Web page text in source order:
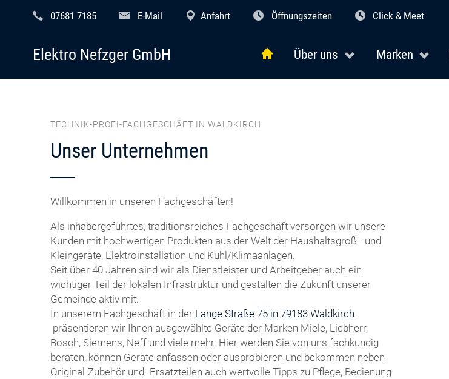
07681 7185 E-Mail Anfahrt Öffnungszeiten Click & Meet
Über uns Marken
Elektro Nefzger GmbH
TECHNIK-PROFI-FACHGESCHÄFT IN WALDKIRCH
Unser Unternehmen
Willkommen in unseren Fachgeschäften!
Als inhabergeführtes, traditionsreiches Fachgeschäft versorgen wir unsere
Kunden mit hochwertigen Produkten aus der Welt der Haushaltsgroß - und
Kleingeräte, Elektroinstallation und Kühl/Klimaanlagen.
Seit über 40 Jahren sind wir als Dienstleister und Arbeitgeber auch ein
wichtiger Teil der lokalen Infrastruktur und gestalten die Zukunft unserer
Gemeinde aktiv mit.
In unserem Fachgeschäft in der Lange Straße 75 in 79183 Waldkirch
präsentieren wir Ihnen ausgewählte Geräte der Marken Miele, Liebherr,
Bosch, Siemens, Neff und viele mehr. Hier werden Sie von uns fachkundig
beraten, können Geräte anfassen oder ausprobieren und bekommen neben
Original-Zubehör und -Ersatzteilen auch wertvolle Tipps zu Pflege, Bedienung